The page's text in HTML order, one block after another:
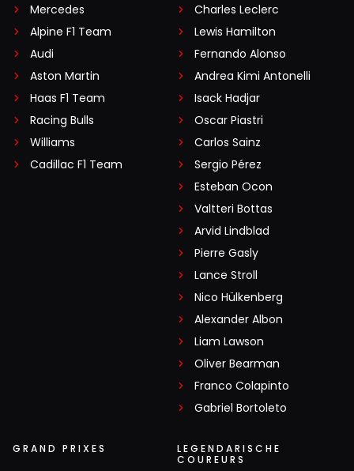
Mercedes
Alpine F1 Team
Audi
Aston Martin
Haas F1 Team
Racing Bulls
Williams
Cadillac F1 Team
Charles Leclerc
Lewis Hamilton
Fernando Alonso
Andrea Kimi Antonelli
Isack Hadjar
Oscar Piastri
Carlos Sainz
Sergio Pérez
Esteban Ocon
Valtteri Bottas
Arvid Lindblad
Pierre Gasly
Lance Stroll
Nico Hülkenberg
Alexander Albon
Liam Lawson
Oliver Bearman
Franco Colapinto
Gabriel Bortoleto
GRAND PRIXES
LEGENDARISCHE
COUREURS